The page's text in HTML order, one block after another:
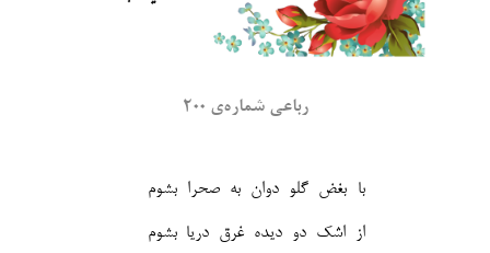
رباعی شماره‌ی ۲۰۰
با بغض گلو دوان به صحرا بشوم
از اشک دو دیده غرق دریا بشوم‎